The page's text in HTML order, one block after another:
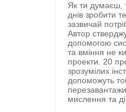
Як ти думаєш,
днів зробити
зазвичай
Автор
допомогою
та вміння не
проекти. 20
зрозумілих
допоможуть
мислення та